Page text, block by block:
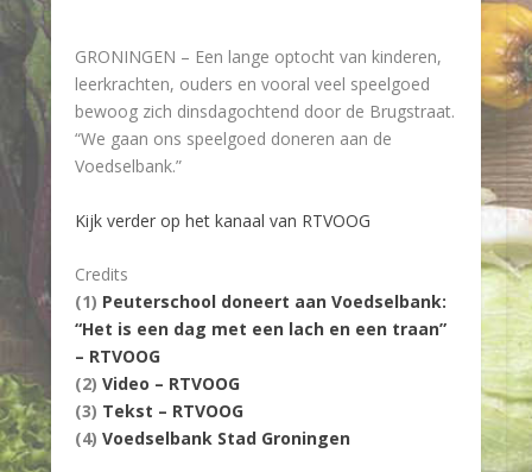
GRONINGEN – Een lange optocht van kinderen,
leerkrachten, ouders en vooral veel speelgoed
bewoog zich dinsdagochtend door de Brugstraat.
“We gaan ons speelgoed doneren aan de
Voedselbank.”
Kijk verder op het kanaal van RTVOOG
Credits
(1) Peuterschool doneert aan Voedselbank:
“Het is een dag met een lach en een traan”
– RTVOOG
(2) Video – RTVOOG
(3) Tekst – RTVOOG
(4) Voedselbank Stad Groningen